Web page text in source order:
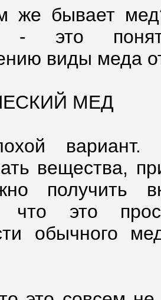
же бывает
- это
виды меда
МЕД
вариант.
вещества,
получить
что это
обычного